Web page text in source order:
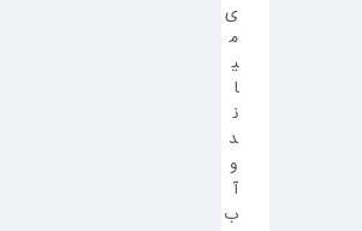
ی
م
ی
ا
ن
د
و
آ
ب